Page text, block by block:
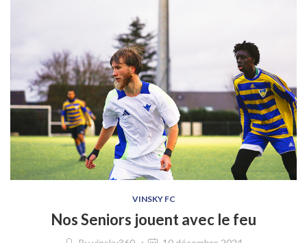
VINSKY FC
Nos Seniors jouent avec le feu